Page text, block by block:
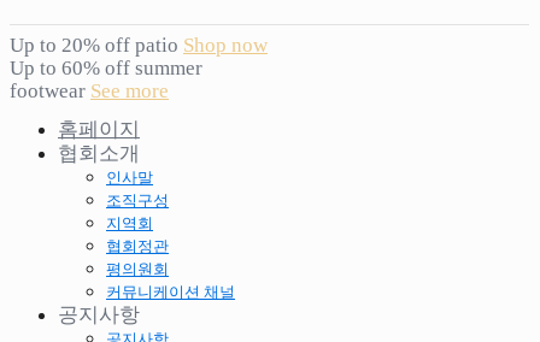
Up to 20% off patio Shop now
Up to 60% off summer
footwear See more
홈페이지
협회소개
인사말
조직구성
지역회
협회정관
평의원회
커뮤니케이션 채널
공지사항